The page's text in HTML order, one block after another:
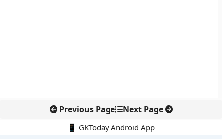
Previous Page Next Page
📱 GKToday Android App